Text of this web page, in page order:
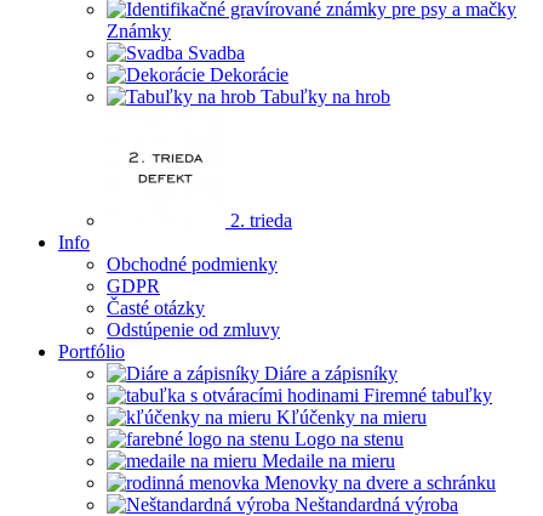
Známky
Svadba
Dekorácie
Tabuľky na hrob
2. trieda
Info
Obchodné podmienky
GDPR
Časté otázky
Odstúpenie od zmluvy
Portfólio
Diáre a zápisníky
Firemné tabuľky
Kľúčenky na mieru
Logo na stenu
Medaile na mieru
Menovky na dvere a schránku
Neštandardná výroba